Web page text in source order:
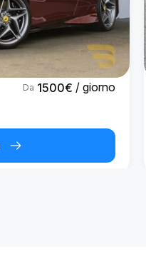
Da 1500€ / giorno